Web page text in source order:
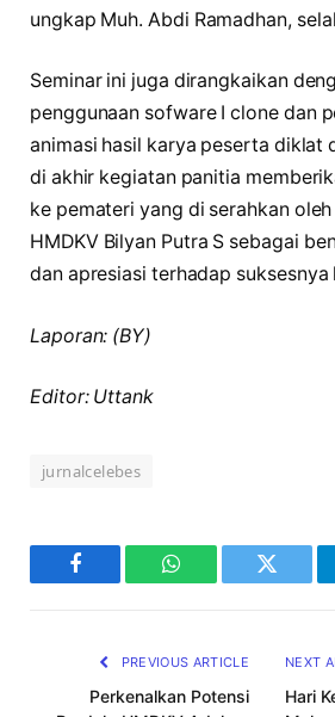
ungkap Muh. Abdi Ramadhan,
Seminar ini juga dirangkaikan
penggunaan sofware I clone dan
animasi hasil karya peserta diklat
di akhir kegiatan panitia
ke pemateri yang di serahkan oleh
HMDKV Bilyan Putra S sebagai
dan apresiasi terhadap suksesnya
Laporan: (BY)
Editor: Uttank
jurnalcelebes
Facebook WhatsAppTwitter
PREVIOUS ARTICLE
Perkenalkan Potensi
NEXT
Hari